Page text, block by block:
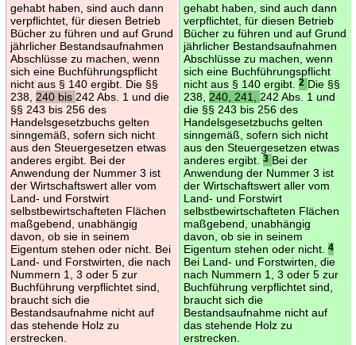
gehabt haben, sind auch dann
verpflichtet, für diesen Betrieb
Bücher zu führen und auf Grund
jährlicher Bestandsaufnahmen
Abschlüsse zu machen, wenn
sich eine Buchführungspflicht
nicht aus § 140 ergibt. Die §§
238, 240 bis 242 Abs. 1 und die
§§ 243 bis 256 des
Handelsgesetzbuchs gelten
sinngemäß, sofern sich nicht
aus den Steuergesetzen etwas
anderes ergibt. Bei der
Anwendung der Nummer 3 ist
der Wirtschaftswert aller vom
Land- und Forstwirt
selbstbewirtschafteten Flächen
maßgebend, unabhängig
davon, ob sie in seinem
Eigentum stehen oder nicht. Bei
Land- und Forstwirten, die nach
Nummern 1, 3 oder 5 zur
Buchführung verpflichtet sind,
braucht sich die
Bestandsaufnahme nicht auf
das stehende Holz zu
erstrecken.
gehabt haben, sind auch dann
verpflichtet, für diesen Betrieb
Bücher zu führen und auf Grund
jährlicher Bestandsaufnahmen
Abschlüsse zu machen, wenn
sich eine Buchführungspflicht
nicht aus § 140 ergibt.
2 Die §§
238, 240, 241, 242 Abs. 1 und
die §§ 243 bis 256 des
Handelsgesetzbuchs gelten
sinngemäß, sofern sich nicht
aus den Steuergesetzen etwas
anderes ergibt.
3 Bei der
Anwendung der Nummer 3 ist
der Wirtschaftswert aller vom
Land- und Forstwirt
selbstbewirtschafteten Flächen
maßgebend, unabhängig
davon, ob sie in seinem
Eigentum stehen oder nicht.
4
Bei Land- und Forstwirten, die
nach Nummern 1, 3 oder 5 zur
Buchführung verpflichtet sind,
braucht sich die
Bestandsaufnahme nicht auf
das stehende Holz zu
erstrecken.